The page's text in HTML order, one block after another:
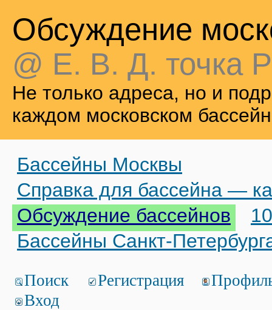
Обсуждение
@ Е. В. Д. точка
Не только адреса, но и
каждом московском
Бассейны Москвы
Справка для бассейна —
Обсуждение бассейнов
Бассейны Санкт-
Поиск Регистрация
Вход